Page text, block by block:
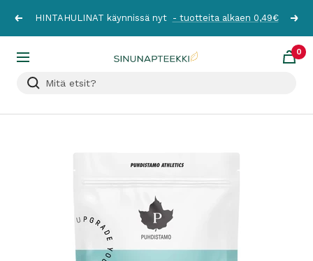
sisältöön
EdellinenHINTAHULINAT käynnissä nyt - tuotteita alkaen 0,49€
Navigaatio Sinunapteekki.fi
0